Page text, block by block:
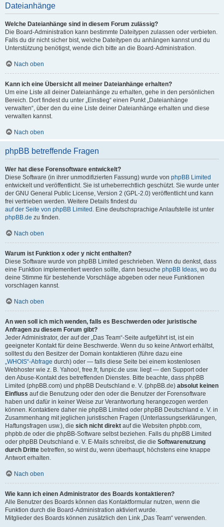
Dateianhänge
Welche Dateianhänge sind in diesem Forum zulässig?
Die Board-Administration kann bestimmte Dateitypen zulassen oder verbieten.
Falls du dir nicht sicher bist, welche Dateitypen du anhängen kannst und du
Unterstützung benötigst, wende dich bitte an die Board-Administration.
Nach oben
Kann ich eine Übersicht all meiner Dateianhänge erhalten?
Um eine Liste all deiner Dateianhänge zu erhalten, gehe in den persönlichen
Bereich. Dort findest du unter „Einstieg“ einen Punkt „Dateianhänge
verwalten“, über den du eine Liste deiner Dateianhänge erhalten und diese
verwalten kannst.
Nach oben
phpBB betreffende Fragen
Wer hat diese Forensoftware entwickelt?
Diese Software (in ihrer unmodifizierten Fassung) wurde von phpBB Limited
entwickelt und veröffentlicht. Sie ist urheberrechtlich geschützt. Sie wurde unter
der GNU General Public License, Version 2 (GPL-2.0) veröffentlicht und kann
frei vertrieben werden. Weitere Details findest du
auf der Seite von phpBB Limited . Eine deutschsprachige Anlaufstelle ist unter
phpBB.de zu finden.
Nach oben
Warum ist Funktion x oder y nicht enthalten?
Diese Software wurde von phpBB Limited geschrieben. Wenn du denkst, dass
eine Funktion implementiert werden sollte, dann besuche phpBB Ideas, wo du
deine Stimme für bestehende Vorschläge abgeben oder neue Funktionen
vorschlagen kannst.
Nach oben
An wen soll ich mich wenden, falls es Beschwerden oder juristische
Anfragen zu diesem Forum gibt?
Jeder Administrator, der auf der „Das Team“-Seite aufgeführt ist, ist ein
geeigneter Kontakt für deine Beschwerde. Wenn du so keine Antwort erhältst,
solltest du den Besitzer der Domain kontaktieren (führe dazu eine
„WHOIS“-Abfrage durch) oder — falls diese Seite bei einem kostenlosen
Webhoster wie z. B. Yahoo!, free.fr, funpic.de usw. liegt — den Support oder
den Abuse-Kontakt des betreffenden Dienstes. Bitte beachte, dass phpBB
Limited (phpBB.com) und phpBB Deutschland e. V. (phpBB.de) absolut keinen
Einfluss auf die Benutzung oder den oder die Benutzer der Forensoftware
haben und dafür in keiner Weise zur Verantwortung herangezogen werden
können. Kontaktiere daher nie phpBB Limited oder phpBB Deutschland e. V. in
Zusammenhang mit jeglichen juristischen Fragen (Unterlassungserklärungen,
Haftungsfragen usw.), die sich nicht direkt auf die Websiten phpbb.com,
phpbb.de oder die phpBB-Software selbst beziehen. Falls du phpBB Limited
oder phpBB Deutschland e. V. E-Mails schreibst, die die Softwarenutzung
durch Dritte betreffen, so wirst du, wenn überhaupt, höchstens eine knappe
Antwort erhalten.
Nach oben
Wie kann ich einen Administrator des Boards kontaktieren?
Alle Benutzer des Boards können das Kontaktformular nutzen, wenn die
Funktion durch die Board-Administration aktiviert wurde.
Mitglieder des Boards können zusätzlich den Link „Das Team“ verwenden.